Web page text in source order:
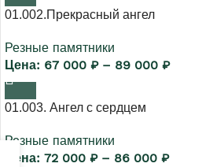
01.002.Прекрасный ангел
Резные памятники
67 000 ₽ – 89 000 ₽
01.003. Ангел с сердцем
Резные памятники
72 000 ₽ – 86 000 ₽